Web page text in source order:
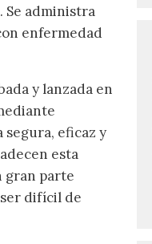
Se administra
enfermedad
y lanzada en
eficaz y
esta
gran parte
difícil de